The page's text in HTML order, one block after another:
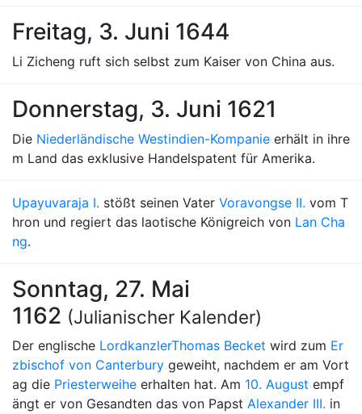
Freitag, 3. Juni 1644
Li Zicheng ruft sich selbst zum Kaiser von China aus.
Donnerstag, 3. Juni 1621
Die Niederländische Westindien-Kompanie erhält in ihre
m Land das exklusive Handelspatent für Amerika.
Upayuvaraja I. stößt seinen Vater Voravongse II. vom T
hron und regiert das laotische Königreich von Lan Cha
ng.
Sonntag, 27. Mai
1162 (Julianischer Kalender)
Der englische LordkanzlerThomas Becket wird zum Er
zbischof von Canterbury geweiht, nachdem er am Vort
ag die Priesterweihe erhalten hat. Am 10. August empf
ängt er von Gesandten das von Papst Alexander III. in